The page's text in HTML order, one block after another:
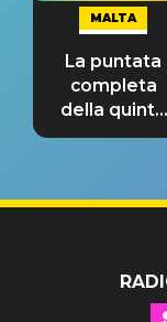
MALTA
La puntata
completa
della quinta
tappa